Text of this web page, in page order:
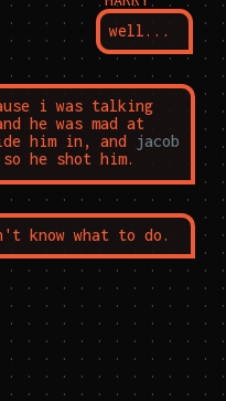
well...
i was talking
him in, and jacob
he shot him.
know what to do.